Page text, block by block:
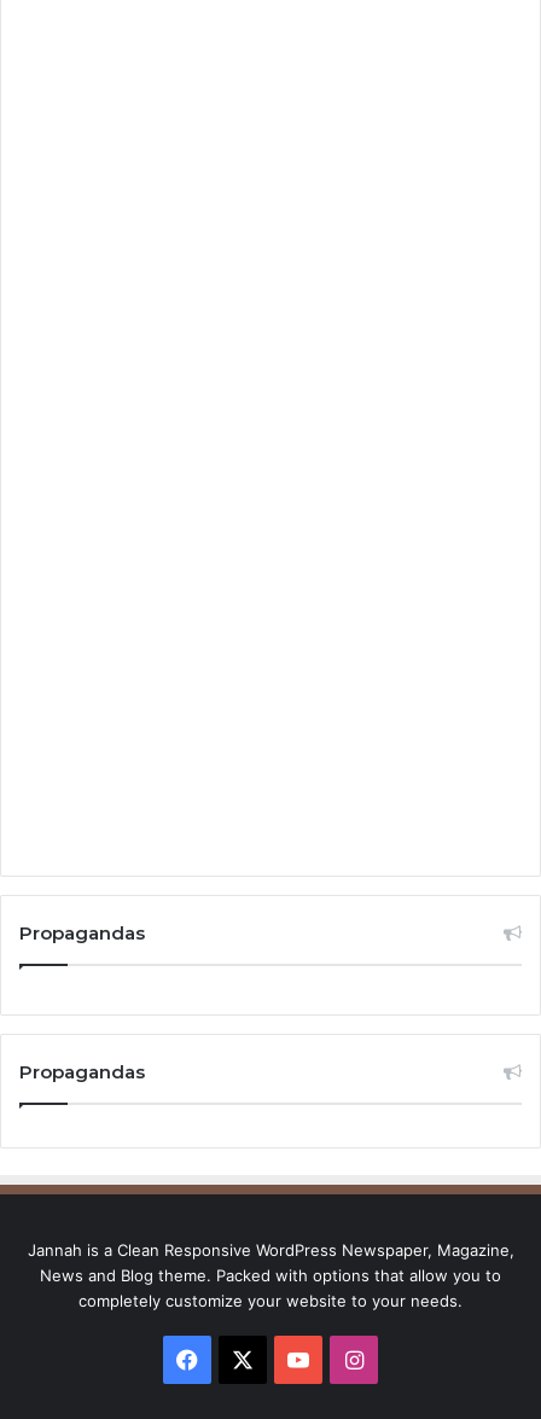
Propagandas
Propagandas
Jannah is a Clean Responsive WordPress Newspaper, Magazine,
News and Blog theme. Packed with options that allow you to
completely customize your website to your needs.
Facebook YouTubeInstagram